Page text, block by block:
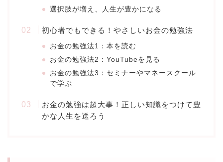
選択肢が増え、人生が豊かになる
初心者でもできる！やさしいお金の勉強法
お金の勉強法1：本を読む
お金の勉強法2：YouTubeを見る
お金の勉強法3：セミナーやマネースクール
で学ぶ
お金の勉強は超大事！正しい知識をつけて豊
かな人生を送ろう